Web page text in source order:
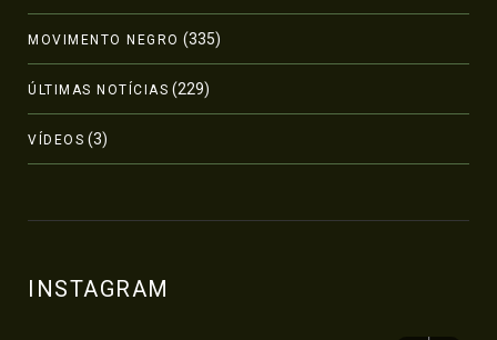
MOVIMENTO NEGRO (335)
ÚLTIMAS NOTÍCIAS (229)
VÍDEOS (3)
INSTAGRAM